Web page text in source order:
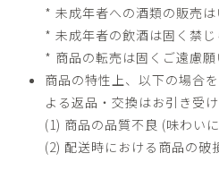
* 未成年者への酒類の販売は
* 未成年者の飲酒は固く禁じ
* 商品の転売は固くご遠慮願
商品の特性上、以下の場合
よる返品・交換はお引き受け
(1) 商品の品質不良 (味わい
(2) 配送時における商品の破